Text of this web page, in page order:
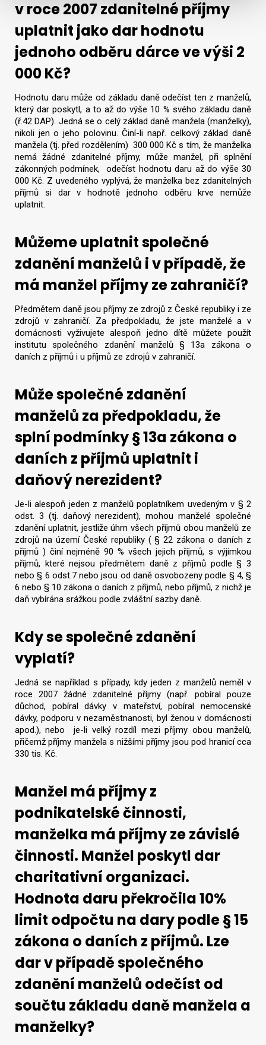
v roce 2007 zdanitelné příjmy
uplatnit jako dar hodnotu
jednoho odběru dárce ve výši 2
000 Kč?
Hodnotu daru může od základu daně odečíst ten z manželů,
který dar poskytl, a to až do výše 10 % svého základu daně
(ř.42 DAP). Jedná se o celý základ daně manžela (manželky),
nikoli jen o jeho polovinu. Činí-li např. celkový základ daně
manžela (tj. před rozdělením) 300 000 Kč s tím, že manželka
nemá žádné zdanitelné příjmy, může manžel, při splnění
zákonných podmínek, odečíst hodnotu daru až do výše 30
000 Kč. Z uvedeného vyplývá, že manželka bez zdanitelných
příjmů si dar v hodnotě jednoho odběru krve nemůže
uplatnit.
Můžeme uplatnit společné
zdanění manželů i v případě, že
má manžel příjmy ze zahraničí?
Předmětem daně jsou příjmy ze zdrojů z České republiky i ze
zdrojů v zahraničí. Za předpokladu, že jste manželé a v
domácnosti vyživujete alespoň jedno dítě můžete použít
institutu společného zdanění manželů § 13a zákona o
daních z příjmů i u příjmů ze zdrojů v zahraničí.
Může společné zdanění
manželů za předpokladu, že
splní podmínky § 13a zákona o
daních z příjmů uplatnit i
daňový nerezident?
Je-li alespoň jeden z manželů poplatníkem uvedeným v § 2
odst. 3 (tj. daňový nerezident), mohou manželé společné
zdanění uplatnit, jestliže úhrn všech příjmů obou manželů ze
zdrojů na území České republiky ( § 22 zákona o daních z
příjmů ) činí nejméně 90 % všech jejich příjmů, s výjimkou
příjmů, které nejsou předmětem daně z příjmů podle § 3
nebo § 6 odst.7 nebo jsou od daně osvobozeny podle § 4, §
6 nebo § 10 zákona o daních z příjmů, nebo příjmů, z nichž je
daň vybírána srážkou podle zvláštní sazby daně.
Kdy se společné zdanění
vyplatí?
Jedná se například s případy, kdy jeden z manželů neměl v
roce 2007 žádné zdanitelné příjmy (např. pobíral pouze
důchod, pobíral dávky v mateřství, pobíral nemocenské
dávky, podporu v nezaměstnanosti, byl ženou v domácnosti
apod.), nebo je-li velký rozdíl mezi příjmy obou manželů,
přičemž příjmy manžela s nižšími příjmy jsou pod hranicí cca
330 tis. Kč.
Manžel má příjmy z
podnikatelské činnosti,
manželka má příjmy ze závislé
činnosti. Manžel poskytl dar
charitativní organizaci.
Hodnota daru překročila 10%
limit odpočtu na dary podle § 15
zákona o daních z příjmů. Lze
dar v případě společného
zdanění manželů odečíst od
součtu základu daně manžela a
manželky?